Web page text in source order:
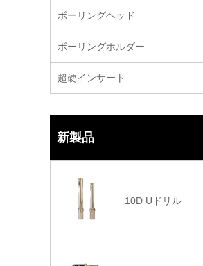
ボーリングヘッド
ボーリングホルダー
超硬インサート
新製品
10D Uドリル